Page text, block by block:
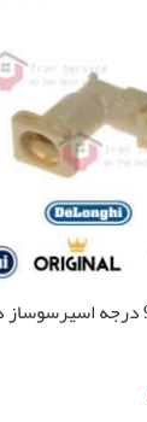
اتصال زانویی 90 درجه